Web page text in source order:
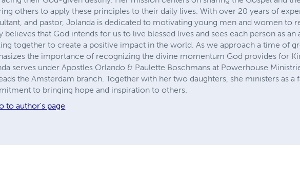
others to apply these principles to their daily lives. With over 20 years of
and pastor, Jolanda is dedicated to motivating young men and women to
believes that God intends for us to live blessed lives and sees each person as an
together to create a positive impact in the world. As we approach a time of
the importance of recognizing the divine momentum God provides for
serves under Apostles Orlando & Paulette Boschmans at Powerhouse
the Amsterdam branch. Together with her two daughters, she ministers as a
to bringing hope and inspiration to others.
to author's page